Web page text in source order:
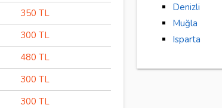
350 TL
300 TL
480 TL
300 TL
300 TL
Denizli
Muğla
Isparta